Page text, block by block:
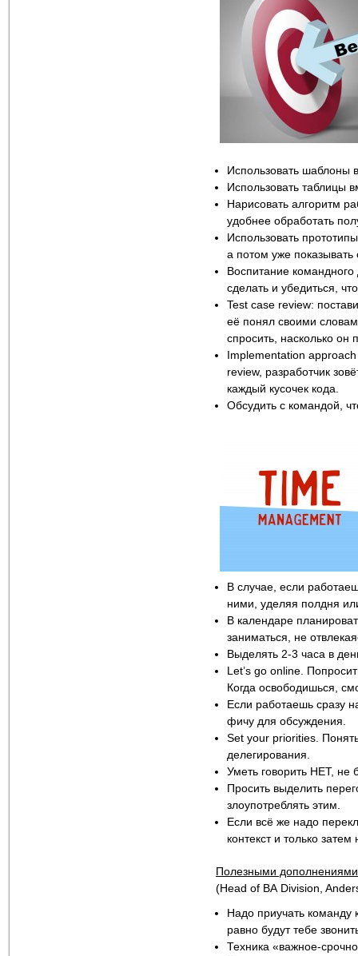
Использовать шаблоны
Использовать таблицы
Нарисовать алгоритм
удобнее обработать
Использовать
а потом уже показывать
Воспитание
сделать и убедиться,
Test case review:
её понял своими
спросить, насколько он
Implementation
review, разработчик
каждый кусочек кода.
Обсудить с командой,
В случае, если
ними, уделяя полдня
В календаре
заниматься, не
Выделять 2-3 часа в
Let’s go online.
Когда освободишься,
Если работаешь сразу
фичу для обсуждения.
Set your priorities.
делегирования.
Уметь говорить НЕТ, не
Просить выделить
злоупотреблять этим.
Если всё же надо
контекст и только
Полезными дополнениями
(Head of ВА Division,
Надо приучать команду
равно будут тебе
Техника «важное-